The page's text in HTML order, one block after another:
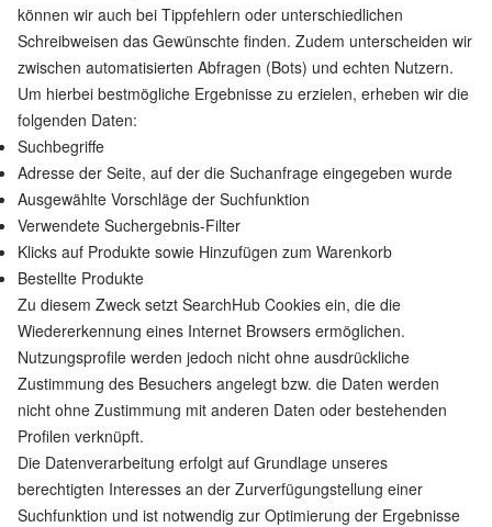
können wir auch bei Tippfehlern oder unterschiedlichen
Schreibweisen das Gewünschte finden. Zudem unterscheiden wir
zwischen automatisierten Abfragen (Bots) und echten Nutzern.
Um hierbei bestmögliche Ergebnisse zu erzielen, erheben wir die
folgenden Daten:
Suchbegriffe
Adresse der Seite, auf der die Suchanfrage eingegeben wurde
Ausgewählte Vorschläge der Suchfunktion
Verwendete Suchergebnis-Filter
Klicks auf Produkte sowie Hinzufügen zum Warenkorb
Bestellte Produkte
Zu diesem Zweck setzt SearchHub Cookies ein, die die
Wiedererkennung eines Internet Browsers ermöglichen.
Nutzungsprofile werden jedoch nicht ohne ausdrückliche
Zustimmung des Besuchers angelegt bzw. die Daten werden
nicht ohne Zustimmung mit anderen Daten oder bestehenden
Profilen verknüpft.
Die Datenverarbeitung erfolgt auf Grundlage unseres
berechtigten Interesses an der Zurverfügungstellung einer
Suchfunktion und ist notwendig zur Optimierung der Ergebnisse